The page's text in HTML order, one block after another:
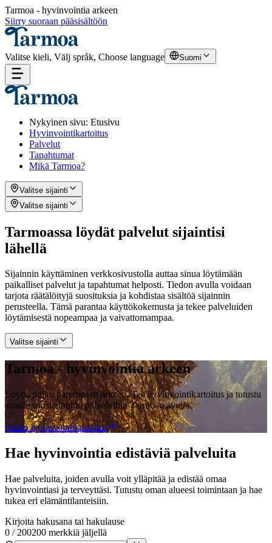
Tarmoa - hyvinvointia arkeen
Siirry suoraan pääsisältöön
Valitse kieli, Välj språk, Choose language Suomi
Nykyinen sivu: Etusivu
Hyvinvointikartoitus
Palvelut
Tapahtumat
Mikä Tarmoa?
Valitse sijainti
Valitse sijainti
Tarmoassa löydät palvelut sijaintisi
lähellä
Sijainnin käyttäminen verkkosivustolla auttaa sinua löytämään
paikalliset palvelut ja tapahtumat helposti. Tiedon avulla voidaan
tarjota räätälöityjä suosituksia ja kohdistaa sisältöä sijainnin
perusteella. Tämä parantaa käyttökokemusta ja tekee palveluiden
löytämisestä nopeampaa ja vaivattomampaa.
Valitse sijainti
Tarmoa - hyvinvointia arkeen
Löydä polku parempaan arkeen. Tee hyvinvointikartoitus ja tutustu
sinulle suositeltuihin palveluihin Tarmoan avulla.
Aloita hyvinvointikartoitus
Hae hyvinvointia edistäviä palveluita
Hae palveluita, joiden avulla voit ylläpitää ja edistää omaa
hyvinvointiasi ja terveyttäsi. Tutustu oman alueesi toimintaan ja hae
tukea eri elämäntilanteisiin.
Kirjoita hakusana tai hakulause
0 / 200200 merkkiä jäljellä